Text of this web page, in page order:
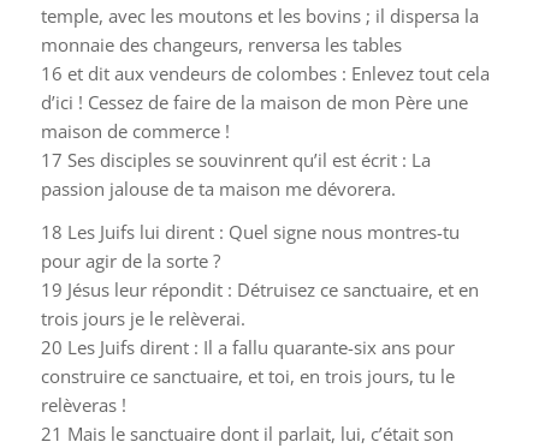
temple, avec les moutons et les bovins ; il dispersa la
monnaie des changeurs, renversa les tables
16 et dit aux vendeurs de colombes : Enlevez tout cela
d’ici ! Cessez de faire de la maison de mon Père une
maison de commerce !
17 Ses disciples se souvinrent qu’il est écrit : La
passion jalouse de ta maison me dévorera.
18 Les Juifs lui dirent : Quel signe nous montres-tu
pour agir de la sorte ?
19 Jésus leur répondit : Détruisez ce sanctuaire, et en
trois jours je le relèverai.
20 Les Juifs dirent : Il a fallu quarante-six ans pour
construire ce sanctuaire, et toi, en trois jours, tu le
relèveras !
21 Mais le sanctuaire dont il parlait, lui, c’était son